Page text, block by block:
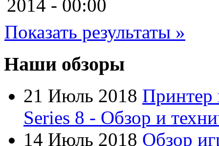
Cube
Cyborg
Datex
Dell(6)
Dex
2014 - 00:00
Показать результаты »
Наши обзоры
21 Июль 2018 Принтер
Series 8 - Обзор и
14 Июль 2018 Обзор